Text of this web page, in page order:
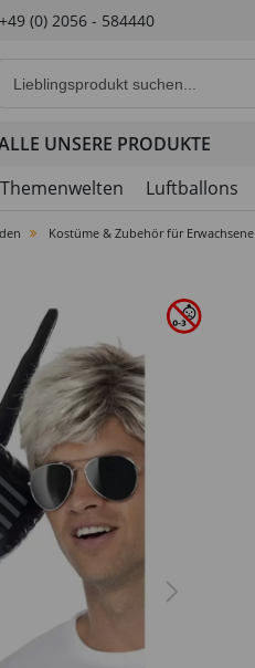
+49 (0) 2056 - 584440
UNSERE PRODUKTE
Luftballons
Kostüme & Zubehör für Erwachsene